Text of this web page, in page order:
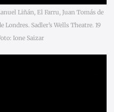
Liñán, El Farru, Juan Tomás de
Sadler’s Wells Theatre. 19
Ione Saizar